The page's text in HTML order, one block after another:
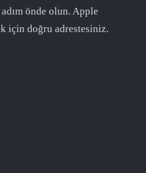
önde olun. Apple
için doğru adrestesiniz.